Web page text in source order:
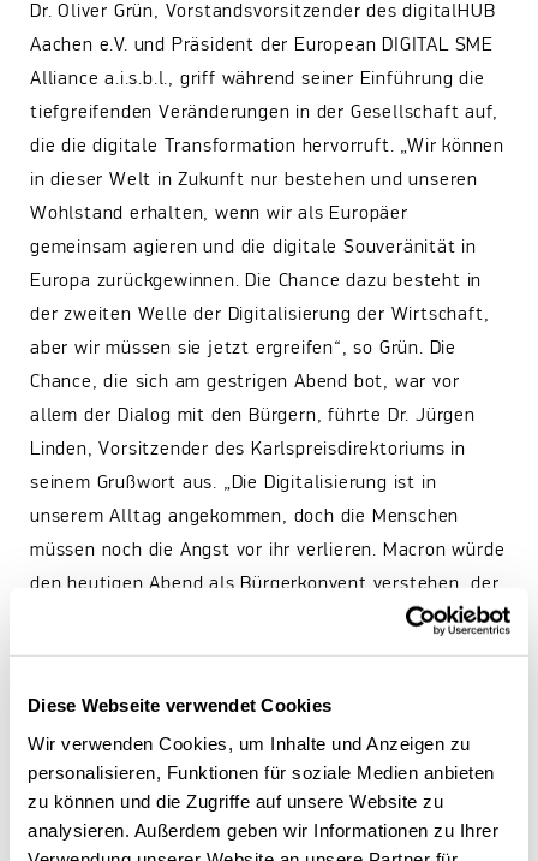
Diese Webseite verwendet Cookies
Wir verwenden Cookies, um Inhalte und Anzeigen zu
personalisieren, Funktionen für soziale Medien anbieten
zu können und die Zugriffe auf unsere Website zu
analysieren. Außerdem geben wir Informationen zu Ihrer
Dr. Oliver Grün, Vorstandsvorsitzender des digitalHUB
Aachen e.V. und Präsident der European DIGITAL SME
Alliance a.i.s.b.l., griff während seiner Einführung die
tiefgreifenden Veränderungen in der Gesellschaft auf,
die die digitale Transformation hervorruft. „Wir können
in dieser Welt in Zukunft nur bestehen und unseren
Wohlstand erhalten, wenn wir als Europäer
gemeinsam agieren und die digitale Souveränität in
Europa zurückgewinnen. Die Chance dazu besteht in
der zweiten Welle der Digitalisierung der Wirtschaft,
aber wir müssen sie jetzt ergreifen“, so Grün. Die
Chance, die sich am gestrigen Abend bot, war vor
allem der Dialog mit den Bürgern, führte Dr. Jürgen
Linden, Vorsitzender des Karlspreisdirektoriums in
seinem Grußwort aus. „Die Digitalisierung ist in
unserem Alltag angekommen, doch die Menschen
müssen noch die Angst vor ihr verlieren. Macron würde
den heutigen Abend als Bürgerkonvent verstehen, der
dabei helfen kann Digitalisierung als europäische
Chance zu verstehen“, so Linden.
Die Stellschrauben für die Etablierung eines
erfolgreichen europäischen digitalen Binnenmarkts
müssen in Europa, im Bund und auch in den Ländern
gedreht werden, verdeutlichte Prof. Dr. Andreas
Pinkwart, Landesminister für Wirtschaft, Innovation,